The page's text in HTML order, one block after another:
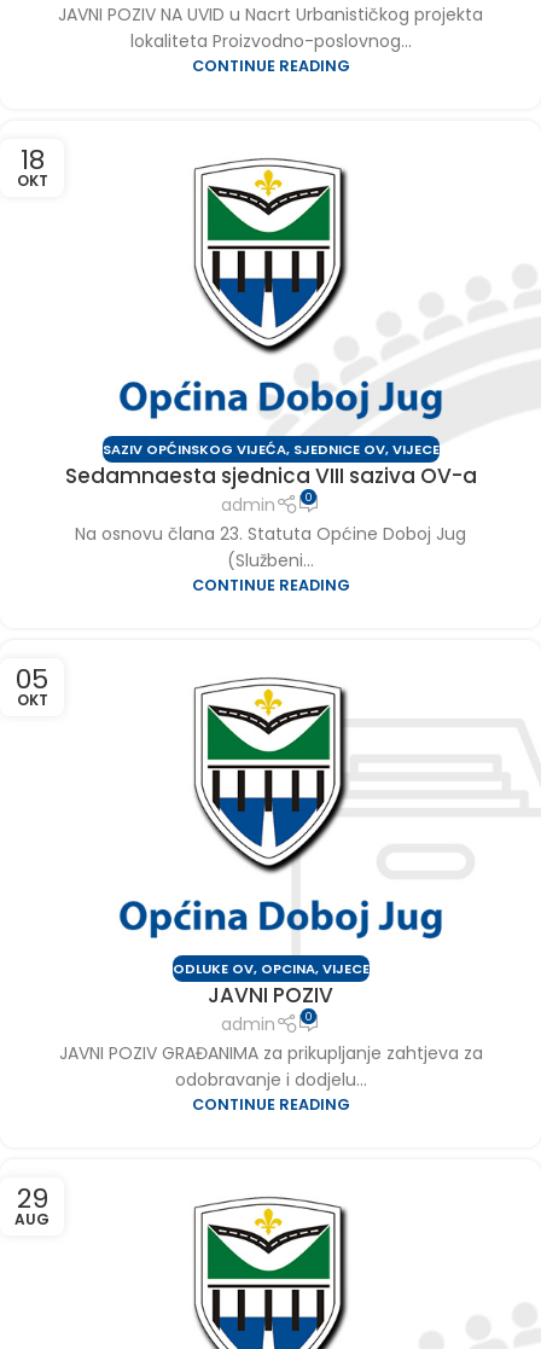
JAVNI POZIV NA UVID u Nacrt Urbanističkog projekta
lokaliteta Proizvodno-poslovnog...
CONTINUE READING
18
OKT
SAZIV OPĆINSKOG VIJEĆA, SJEDNICE OV,VIJECE
Sedamnaesta sjednica VIII saziva OV-a
admin 0
Na osnovu člana 23. Statuta Općine Doboj Jug
(Službeni...
CONTINUE READING
05
OKT
ODLUKE OV, OPCINA,VIJECE
JAVNI POZIV
admin 0
JAVNI POZIV GRAĐANIMA za prikupljanje zahtjeva za
odobravanje i dodjelu...
CONTINUE READING
29
AUG